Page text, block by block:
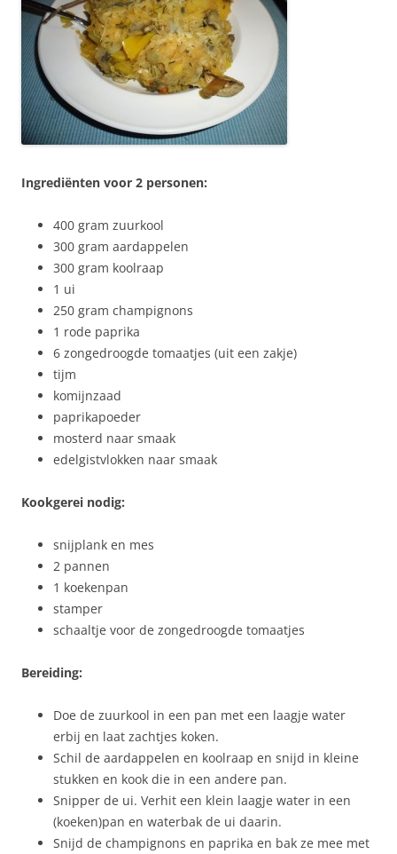
Ingrediënten voor 2 personen:
400 gram zuurkool
300 gram aardappelen
300 gram koolraap
1 ui
250 gram champignons
1 rode paprika
6 zongedroogde tomaatjes (uit een zakje)
tijm
komijnzaad
paprikapoeder
mosterd naar smaak
edelgistvlokken naar smaak
Kookgerei nodig:
snijplank en mes
2 pannen
1 koekenpan
stamper
schaaltje voor de zongedroogde tomaatjes
Bereiding:
Doe de zuurkool in een pan met een laagje water
erbij en laat zachtjes koken.
Schil de aardappelen en koolraap en snijd in kleine
stukken en kook die in een andere pan.
Snipper de ui. Verhit een klein laagje water in een
(koeken)pan en waterbak de ui daarin.
Snijd de champignons en paprika en bak ze mee met